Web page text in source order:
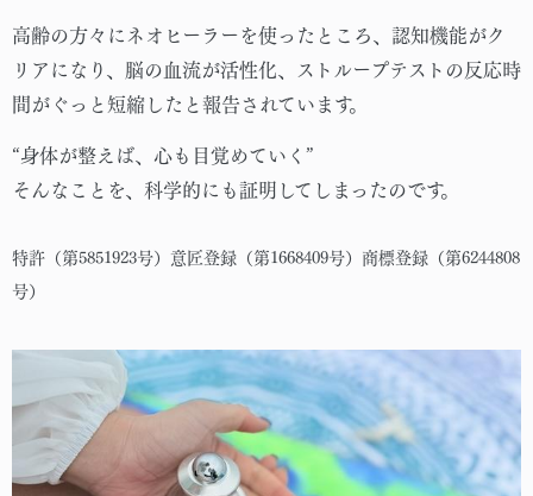
高齢の方々にネオヒーラーを使ったところ、認知機能がク
リアになり、脳の血流が活性化、ストループテストの反応時
間がぐっと短縮したと報告されています。
“身体が整えば、心も目覚めていく”
そんなことを、科学的にも証明してしまったのです。
特許（第5851923号）意匠登録（第1668409号）商標登録（第6244808
号）